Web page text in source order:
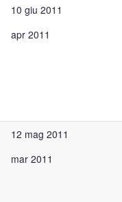
10 giu 2011
apr 2011
12 mag 2011
mar 2011